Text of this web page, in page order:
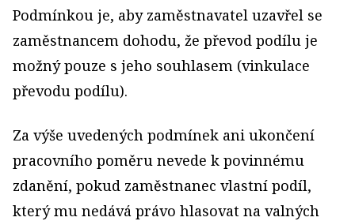
Podmínkou je, aby zaměstnavatel uzavřel se
zaměstnancem dohodu, že převod podílu je
možný pouze s jeho souhlasem (vinkulace
převodu podílu).
Za výše uvedených podmínek ani ukončení
pracovního poměru nevede k povinnému
zdanění, pokud zaměstnanec vlastní podíl,
který mu nedává právo hlasovat na valných